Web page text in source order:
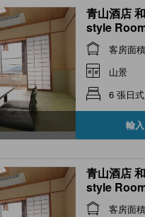
青山酒店
style
客房面
山景
6 張日
輸
青山酒店
style
客房面